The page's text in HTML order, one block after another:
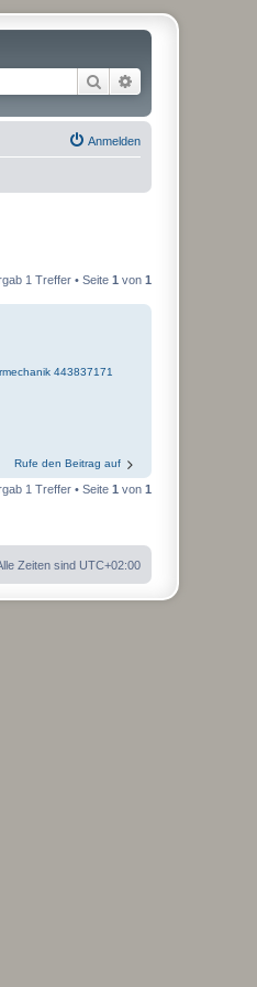
Suche
Anmelden
1 Treffer • Seite 1 von 1
443837171
Rufe den Beitrag auf
1 Treffer • Seite 1 von 1
Zeiten sind UTC+02:00